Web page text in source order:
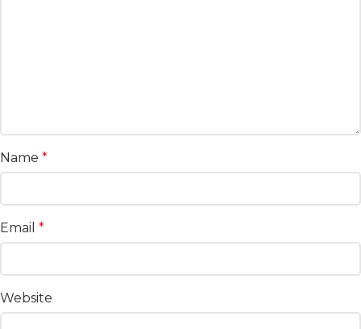
Name *
Email *
Website